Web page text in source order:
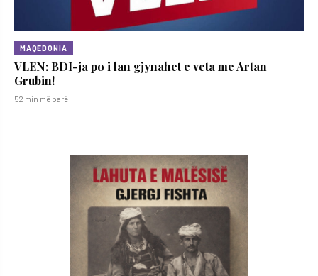
MAQEDONIA
VLEN: BDI-ja po i lan gjynahet e veta me Artan
Grubin!
52 min më parë